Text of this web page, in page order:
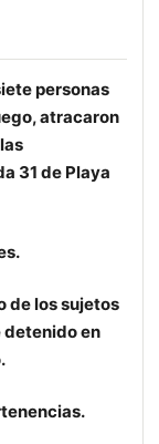
personas
atracaron
31 de Playa
de los sujetos
detenido en